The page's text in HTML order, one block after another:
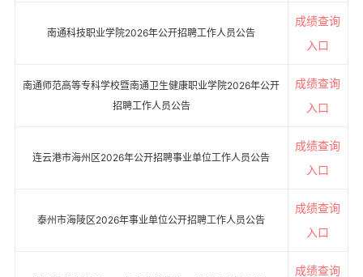
南通科技职业学院2026年公开招聘工作人员公告
成绩查询
入口
南通师范高等专科学校暨南通卫生健康职业学院2026年公开
招聘工作人员公告
成绩查询
入口
连云港市海州区2026年公开招聘事业单位工作人员公告
成绩查询
入口
泰州市海陵区2026年事业单位公开招聘工作人员公告
成绩查询
入口
成绩查询